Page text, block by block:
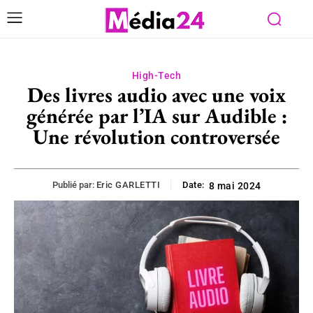
High-Tech
Des livres audio avec une voix
générée par l’IA sur Audible :
Une révolution controversée
Publié par: Eric GARLETTI Date: 8 mai 2024